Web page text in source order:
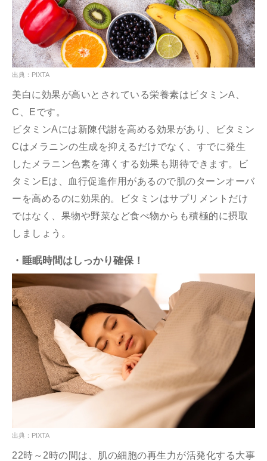
出典：PIXTA
美白に効果が高いとされている栄養素はビタミンA、
C、Eです。
ビタミンAには新陳代謝を高める効果があり、ビタミン
Cはメラニンの生成を抑えるだけでなく、すでに発生
したメラニン色素を薄くする効果も期待できます。ビ
タミンEは、血行促進作用があるので肌のターンオーバ
ーを高めるのに効果的。ビタミンはサプリメントだけ
ではなく、果物や野菜など食べ物からも積極的に摂取
しましょう。
・睡眠時間はしっかり確保！
出典：PIXTA
22時～2時の間は、肌の細胞の再生力が活発化する大事